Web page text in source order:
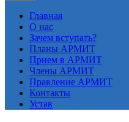
Главная
О нас
Зачем вступать?
Планы АРМИТ
Прием в АРМИТ
Члены АРМИТ
Правление АРМИТ
Контакты
Устав